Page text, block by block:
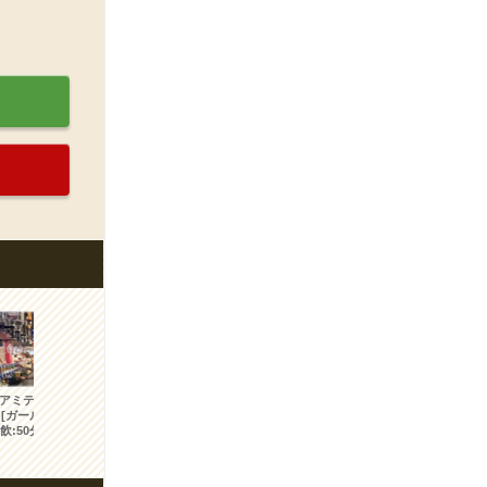
アミティ Amity
[ガールズバー]
飲:50分